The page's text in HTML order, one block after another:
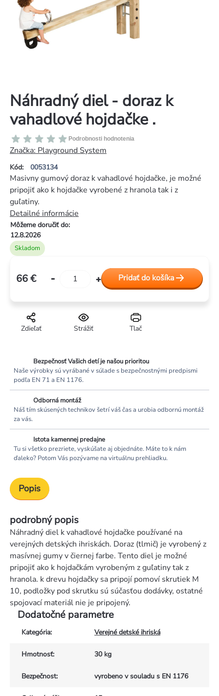
Náhradný diel - doraz k
vahadlové hojdačke .
Kód: 0053134
Priemerné
hodnotenie
produktu
je
0,0
z
5
hviezdičiek.
Podrobnosti hodnotenia
Značka: Playground System
Skladom
Môžeme doručiť do:
12.8.2026
Masivny gumový doraz k vahadlové hojdačke, je možné
pripojiť ako k hojdačke vyrobené z hranola tak i z
guľatiny.
Detailné informácie
Tlač
Strážiť
Zdieľať
66 €
Jednotková
Pridať do košíka
Bezpečnosť Vašich detí je našou prioritou
Naše výrobky sú vyrábané v súlade s bezpečnostnými predpismi
podľa EN 71 a EN 1176.
Odborná montáž
Náš tím skúsených technikov šetrí váš čas a urobia odbornú montáž
za vás.
Istota kamennej predajne
Tu si všetko prezriete, vyskúšate aj objednáte. Máte to k nám
ďaleko? Potom Vás pozývame na virtuálnu prehliadku.
Popis
podrobný popis
Náhradný diel k vahadlové hojdačke používané na
verejných detských ihriskách. Doraz (tlmič) je vyrobený z
masívnej gumy v čiernej farbe. Tento diel je možné
pripojiť ako k hojdačkám vyrobeným z guľatiny tak z
hranola. k drevu hojdačky sa pripojí pomoví skrutiek M
10, podložky pod skrutku sú súčasťou dodávky, ostatné
spojovací materiál nie je pripojený.
Dodatočné parametre
Kategória: Verejné detské ihriská
Hmotnosť: 30 kg
Bezpečnost: vyrobeno v souladu s EN 1176